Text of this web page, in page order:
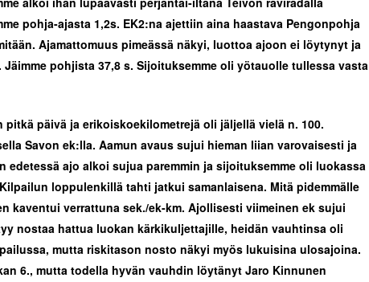
pohja-ajasta 1,2s. EK2:na ajettiin aina haastava Pengonpohja
Ajamattomuus pimeässä näkyi, luottoa ajoon ei löytynyt ja
pohjista 37,8 s. Sijoituksemme oli yötauolle tullessa vasta
päivä ja erikoiskoekilometrejä oli jäljellä vielä n. 100.
Savon ek:lla. Aamun avaus sujui hieman liian varovaisesti ja
edetessä ajo alkoi sujua paremmin ja sijoituksemme oli luokassa
loppulenkillä tahti jatkui samanlaisena. Mitä pidemmälle
kaventui verrattuna sek./ek-km. Ajollisesti viimeinen ek sujui
nostaa hattua luokan kärkikuljettajille, heidän vauhtinsa oli
mutta riskitason nosto näkyi myös lukuisina ulosajoina.
6., mutta todella hyvän vauhdin löytänyt Jaro Kinnunen